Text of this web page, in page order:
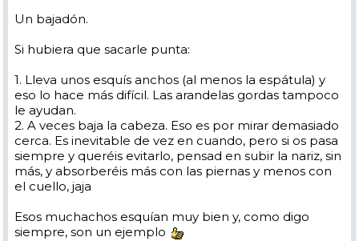
Un bajadón.
Si hubiera que sacarle punta:
1. Lleva unos esquís anchos (al menos la espátula) y
eso lo hace más difícil. Las arandelas gordas tampoco
le ayudan.
2. A veces baja la cabeza. Eso es por mirar demasiado
cerca. Es inevitable de vez en cuando, pero si os pasa
siempre y queréis evitarlo, pensad en subir la nariz, sin
más, y absorberéis más con las piernas y menos con
el cuello, jaja
Esos muchachos esquían muy bien y, como digo
siempre, son un ejemplo